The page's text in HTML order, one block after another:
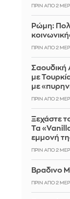
ΠΡΙΝ ΑΠΌ 2
Ρώμη:
ΠΡΙΝ ΑΠΌ 2
Σαουδική
με
με
ΠΡΙΝ ΑΠΌ 2
Ξεχάστε
Τα
εμμονή
ΠΡΙΝ ΑΠΌ 2
Βραδινο
ΠΡΙΝ ΑΠΌ 2